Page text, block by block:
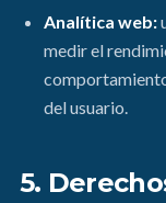
Analítica web:
medir el
del usuario.
5.